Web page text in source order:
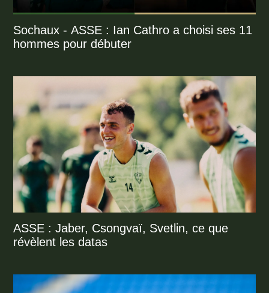
Sochaux - ASSE : Ian Cathro a choisi ses 11
hommes pour débuter
ASSE : Jaber, Csongvaï, Svetlin, ce que
révèlent les datas